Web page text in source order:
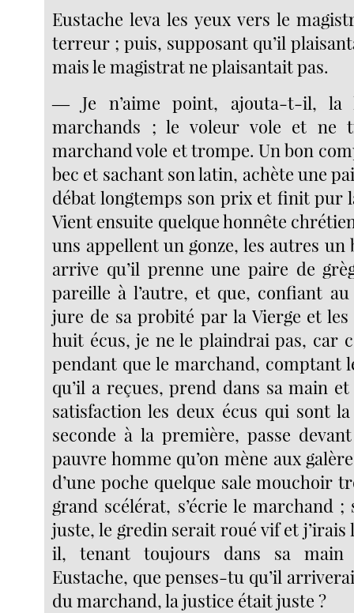
Eustache leva les yeux vers le
terreur ; puis, supposant qu’il
mais le magistrat ne plaisantait pas.
― Je n’aime point, ajouta-t-il, la
marchands ; le voleur vole et ne
marchand vole et trompe. Un bon
bec et sachant son latin, achète une
débat longtemps son prix et finit pur
Vient ensuite quelque honnête
uns appellent un gonze, les autres un
arrive qu’il prenne une paire de
pareille à l’autre, et que, confiant
jure de sa probité par la Vierge et
huit écus, je ne le plaindrai pas, car
pendant que le marchand, comptant
qu’il a reçues, prend dans sa main
satisfaction les deux écus qui sont
seconde à la première, passe
pauvre homme qu’on mène aux
d’une poche quelque sale mouchoir
grand scélérat, s’écrie le marchand
juste, le gredin serait roué vif et
il, tenant toujours dans sa main
Eustache, que penses-tu qu’il
du marchand, la justice était juste ?